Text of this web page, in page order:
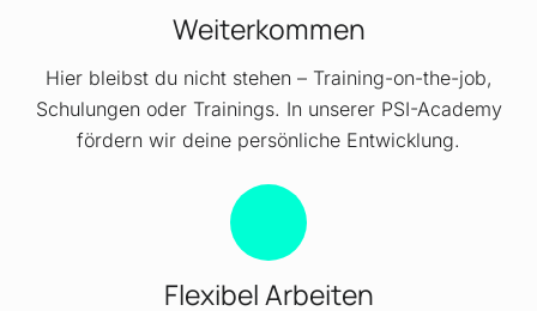
Weiterkommen
Hier bleibst du nicht stehen – Training-on-the-job,
Schulungen oder Trainings. In unserer PSI-Academy
fördern wir deine persönliche Entwicklung.
Flexibel Arbeiten